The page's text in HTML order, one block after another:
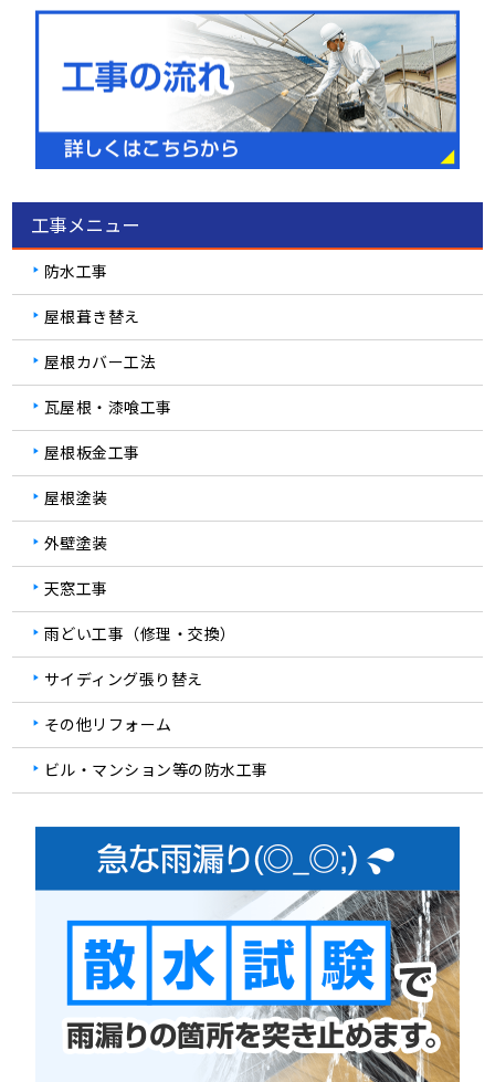
工事メニュー
防水工事
屋根葺き替え
屋根カバー工法
瓦屋根・漆喰工事
屋根板金工事
屋根塗装
外壁塗装
天窓工事
雨どい工事（修理・交換）
サイディング張り替え
その他リフォーム
ビル・マンション等の防水工事